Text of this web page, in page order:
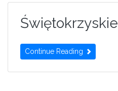
Świętokrzyskie
Continue Reading